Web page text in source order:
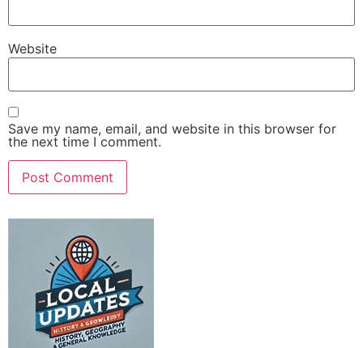
Website
Save my name, email, and website in this browser for
the next time I comment.